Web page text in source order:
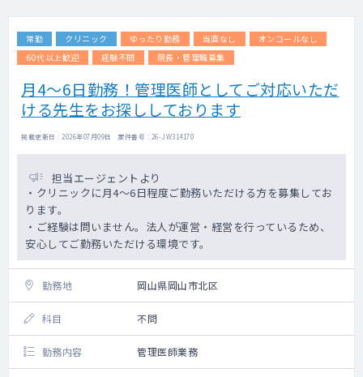
■教育研修
見学・指導を実施予定
常勤 クリニック ゆったり勤務 当直なし
オンコールなし
60代以上歓迎
経験不問 院長・管理職募集
月4～6日勤務！管理医師としてご対応いただ
ける先生をお探ししております
掲載更新日 : 2026年07月09日 案件番号 : 26-JW314170
担当エージェントより
・クリニックに月4～6日程度ご勤務いただける方を募集してお
ります。
・ご経験は問いません。法人が運営・経営を行っているため、
安心してご勤務いただける環境です。
勤務地 岡山県岡山市北区
科目 不問
勤務内容 管理医師業務